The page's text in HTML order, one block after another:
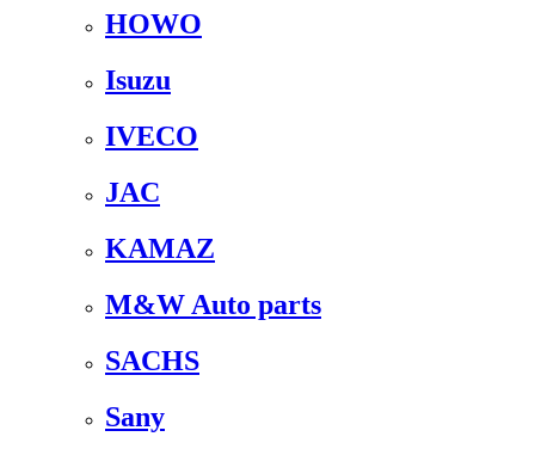
HOWO
Isuzu
IVECO
JAC
KAMAZ
M&W Auto parts
SACHS
Sany